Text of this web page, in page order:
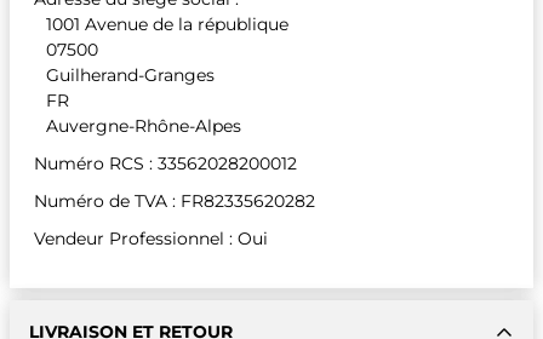
1001 Avenue de la république
07500
Guilherand-Granges
FR
Auvergne-Rhône-Alpes
Numéro RCS : 33562028200012
Numéro de TVA : FR82335620282
Vendeur Professionnel : Oui
LIVRAISON ET RETOUR